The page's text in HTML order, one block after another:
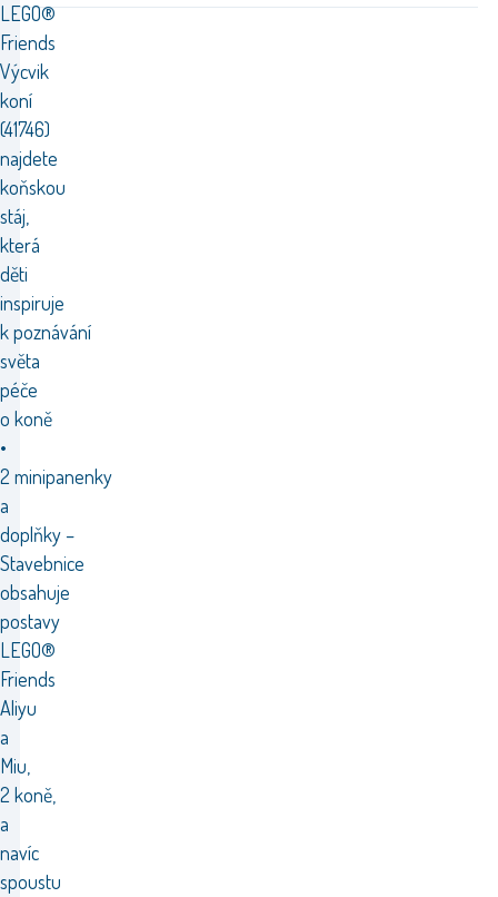
LEGO®
Friends
Výcvik
koní
(41746)
najdete
koňskou
stáj,
která
děti
inspiruje
k poznávání
světa
péče
o koně
•
2 minipanenky
a
doplňky –
Stavebnice
obsahuje
postavy
LEGO®
Friends
Aliyu
a
Miu,
2 koně,
a
navíc
spoustu